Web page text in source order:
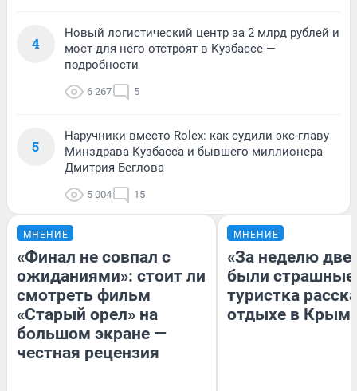
4
Новый логистический центр за 2 млрд рублей и
мост для него отстроят в Кузбассе —
подробности
6 267 5
5
Наручники вместо Rolex: как судили экс-главу
Минздрава Кузбасса и бывшего миллионера
Дмитрия Беглова
5 004 15
МНЕНИЕ
«Финал не совпал с
ожиданиями»: стоит ли
смотреть фильм
«Старый орел» на
большом экране —
честная рецензия
МНЕНИЕ
«За неделю две
были
туристка
отдыхе в